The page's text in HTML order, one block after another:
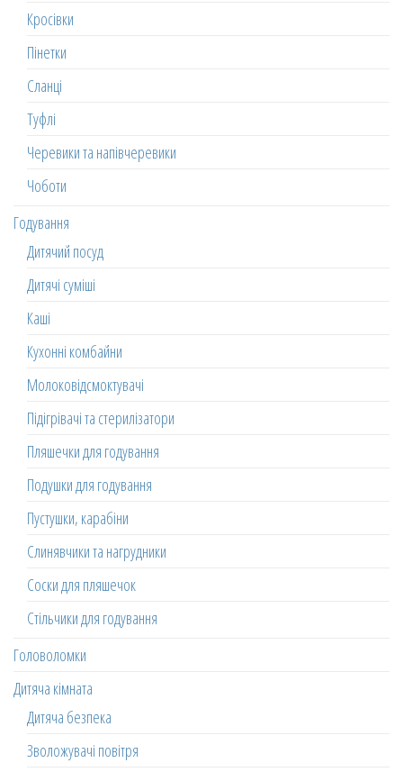
Кросівки
Пінетки
Сланці
Туфлі
Черевики та напівчеревики
Чоботи
Годування
Дитячий посуд
Дитячі суміші
Каші
Кухонні комбайни
Молоковідсмоктувачі
Підігрівачі та стерилізатори
Пляшечки для годування
Подушки для годування
Пустушки, карабіни
Слинявчики та нагрудники
Соски для пляшечок
Стільчики для годування
Головоломки
Дитяча кімната
Дитяча безпека
Зволожувачі повітря